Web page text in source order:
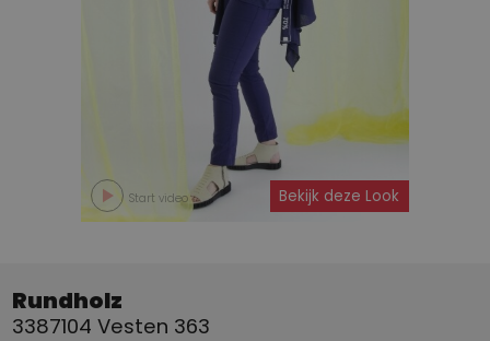
Bekijk deze Look
Start video
Rundholz
3387104 Vesten 363